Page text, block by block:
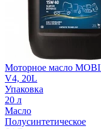
Моторное масло
V4, 20L
Упаковка
20 л
Масло
Полусинтетическое